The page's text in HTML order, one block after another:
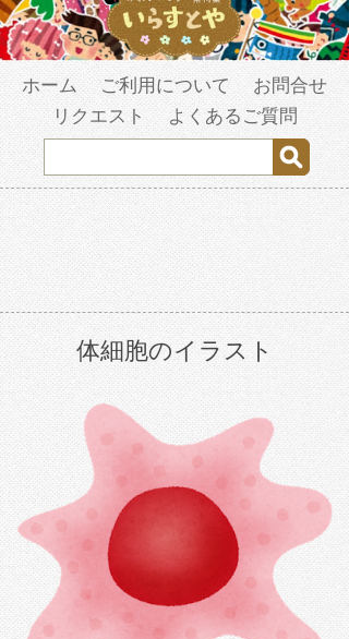
ホーム ご利用について
お問合せ
リクエスト
よくあるご質問
体細胞のイラスト